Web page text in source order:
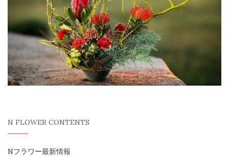
N FLOWER CONTENTS
Nフラワー最新情報